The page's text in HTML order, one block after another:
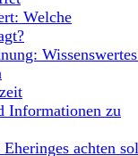
Welche
Informationen zu
achten